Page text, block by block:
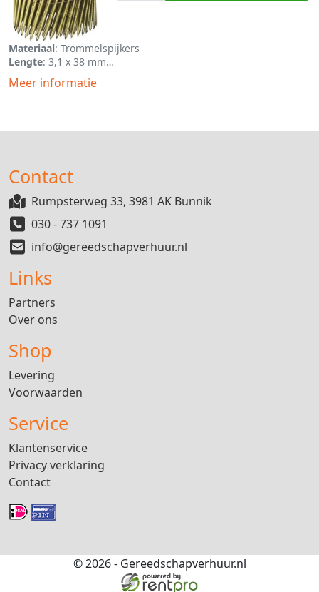
Materiaal: Trommelspijkers
Lengte: 3,1 x 38 mm
Eenheid
: Per box van 5400
Meer informatie
Contact
Rumpsterweg 33, 3981 AK Bunnik
030 - 737 1091
info@gereedschapverhuur.nl
Links
Partners
Over ons
Shop
Levering
Voorwaarden
Service
Klantenservice
Privacy verklaring
Contact
© 2026 - Gereedschapverhuur.nl